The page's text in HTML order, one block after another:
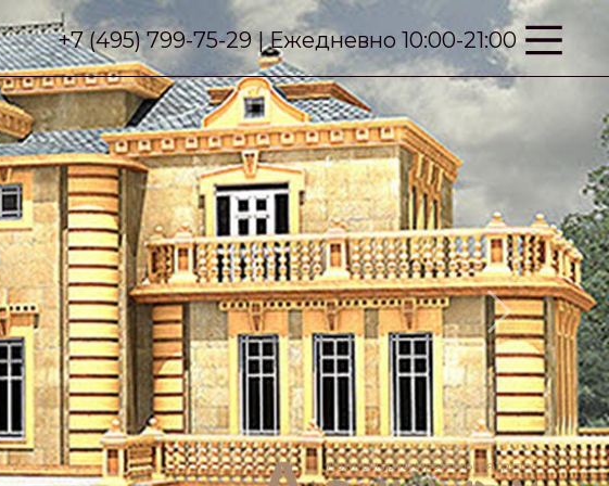
+7 (495) 799-75-29 | Ежедневно 10:00-21:00